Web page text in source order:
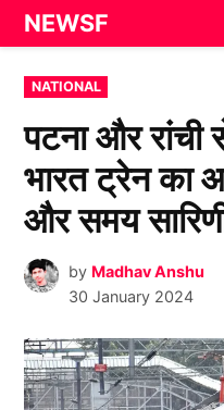
Skip
to
content
NEWSF
POSTED
IN
NATIONAL
पटना और रांची
भारत ट्रेन का
और समय
by Madhav Anshu
30 January 2024